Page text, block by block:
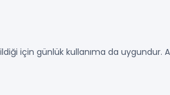
için günlük kullanıma da